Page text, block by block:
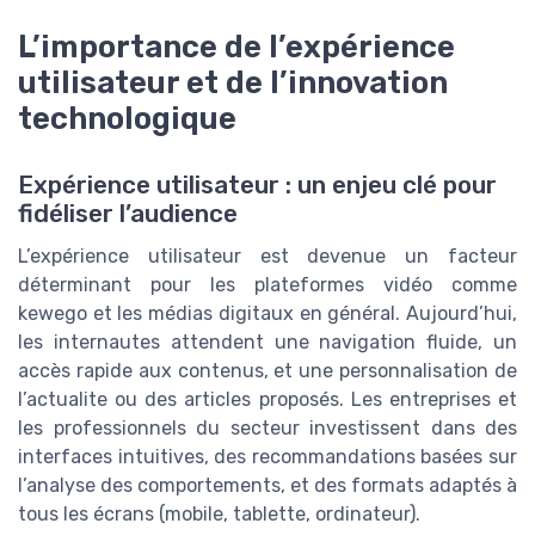
L’importance de l’expérience
utilisateur et de l’innovation
technologique
Expérience utilisateur : un enjeu clé pour
fidéliser l’audience
L’expérience utilisateur est devenue un facteur
déterminant pour les plateformes vidéo comme
kewego et les médias digitaux en général. Aujourd’hui,
les internautes attendent une navigation fluide, un
accès rapide aux contenus, et une personnalisation de
l’actualite ou des articles proposés. Les entreprises et
les professionnels du secteur investissent dans des
interfaces intuitives, des recommandations basées sur
l’analyse des comportements, et des formats adaptés à
tous les écrans (mobile, tablette, ordinateur).